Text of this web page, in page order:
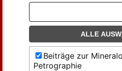
ALLE
Beiträge zur
Petrographie